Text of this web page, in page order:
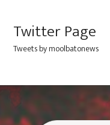
Twitter Page
Tweets by moolbatonews